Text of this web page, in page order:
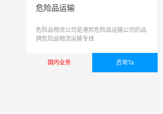
危险品运输
危险品物流公司是港邦危险品运输公司的品
牌危险品物流运输专线
国内业务 咨询Ta